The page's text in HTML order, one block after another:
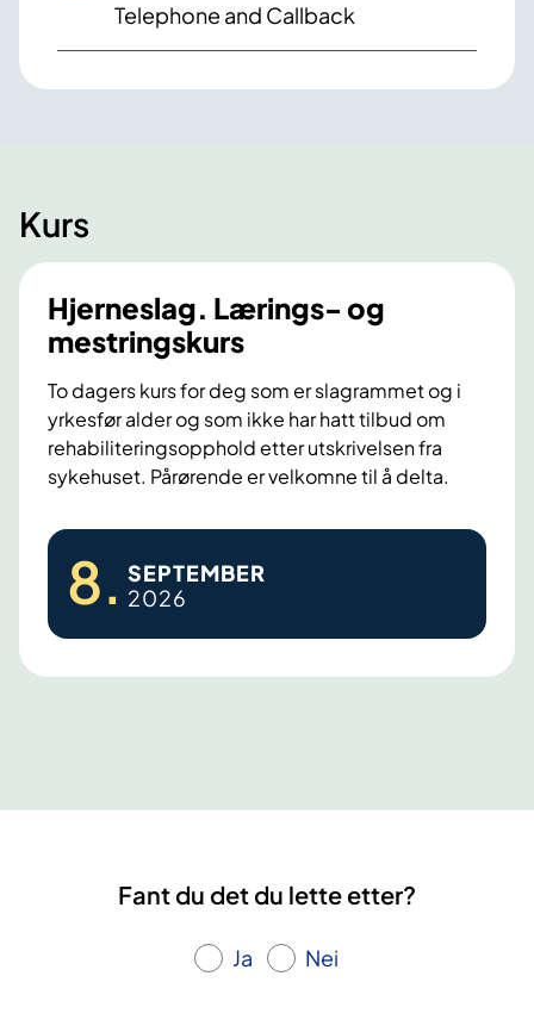
Telephone and Callback
Kurs
Hjerneslag. Lærings- og
mestringskurs
To dagers kurs for deg som er slagrammet og i
yrkesfør alder og som ikke har hatt tilbud om
rehabiliteringsopphold etter utskrivelsen fra
sykehuset. Pårørende er velkomne til å delta.
H
r
n
8. SEPTEMBER
2026
Fant du det du lette etter?
Ja Nei